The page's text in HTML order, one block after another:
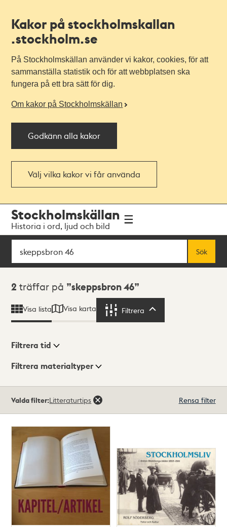
Kakor på stockholmskallan
.stockholm.se
På Stockholmskällan använder vi kakor, cookies, för att
sammanställa statistik och för att webbplatsen ska
fungera på ett bra sätt för dig.
Om kakor på Stockholmskällan
Godkänn alla kakor
Välj vilka kakor vi får använda
navigationen
huvudinnehållet
Stockholmskällan
Historia i ord, ljud och bild
Sök
Sök
Sökresultat
2 träffar på skeppsbron 46
Visa lista Visa karta Filtrera
Visningsläge
Filtrera tid
Filtrera materialtyper
träffar
Valda filter:Litteraturtips Rensa filter